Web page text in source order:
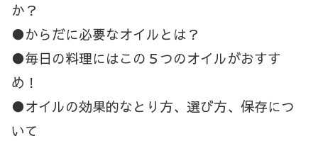
か？
●からだに必要なオイルとは？
●毎日の料理にはこの５つのオイルがおすす
め！
●オイルの効果的なとり方、選び方、保存につ
いて